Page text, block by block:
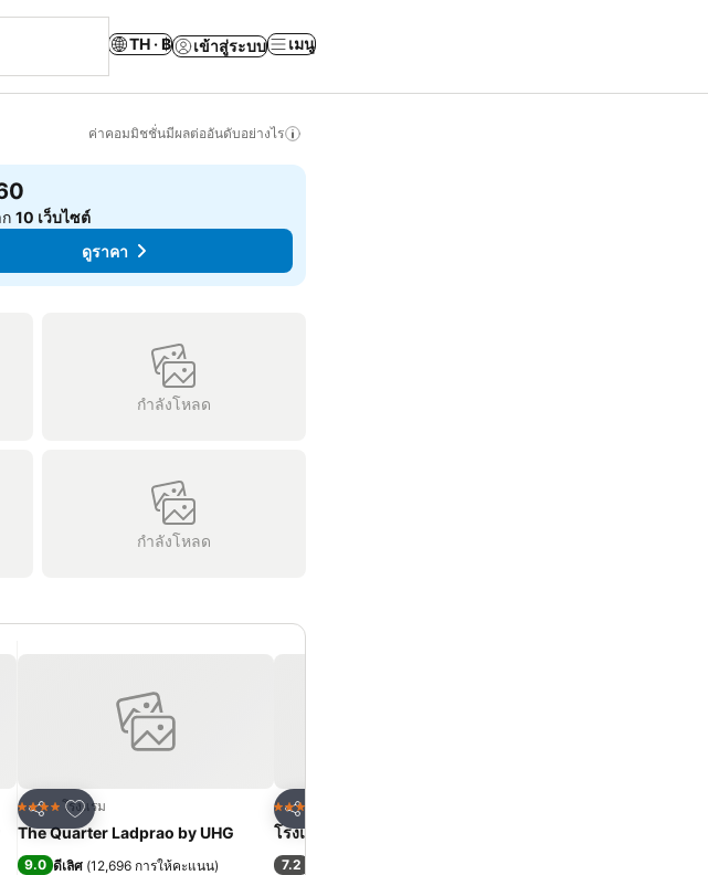
TH · ฿ เข้าสู่ระบบ เมนู
ค่าคอมมิชชั่นมีผลต่ออันดับอย่างไร
รด
ก10 เว็บไซต์
ดูราคา
กำลังโหลด
กำลังโหลด
แชร์
เพิ่มในรายการโปรด
4 ดาว โรงแรม
The Quarter Ladprao by UHG
9.0 ดีเลิศ (12,696 การให้คะแนน)
แชร์
4 ดาว
โรงแรมเอเชีย กรุงเทพ
7.2